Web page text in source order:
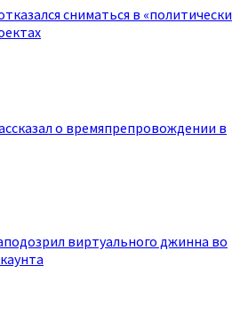
сниматься в «политически
о времяпрепровождении в
виртуального джинна во